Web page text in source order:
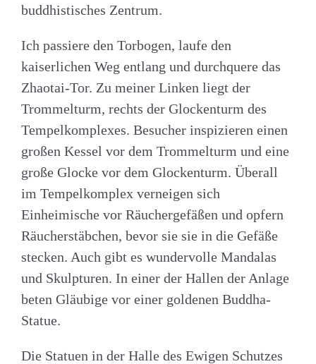
buddhistisches Zentrum.
Ich passiere den Torbogen, laufe den
kaiserlichen Weg entlang und durchquere das
Zhaotai-Tor. Zu meiner Linken liegt der
Trommelturm, rechts der Glockenturm des
Tempelkomplexes. Besucher inspizieren einen
großen Kessel vor dem Trommelturm und eine
große Glocke vor dem Glockenturm. Überall
im Tempelkomplex verneigen sich
Einheimische vor Räuchergefäßen und opfern
Räucherstäbchen, bevor sie sie in die Gefäße
stecken. Auch gibt es wundervolle Mandalas
und Skulpturen. In einer der Hallen der Anlage
beten Gläubige vor einer goldenen Buddha-
Statue.
Die Statuen in der Halle des Ewigen Schutzes